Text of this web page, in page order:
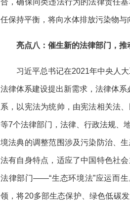
合，确保同类违法行为的法律责任
任保持平衡，将向水体排放污染物
亮点八：催生新的法律部门，
习近平总书记在2021年中央人
法律体系建设提出新需求，法律体
系，以宪法为统帅，由宪法相关法
等7个法律部门，法律、行政法规、
境法典的调整范围涉及污染防治、
法有自身特点，适应了中国特色社
法律部门——“生态环境法”应运而生
领，将20多部生态保护、绿色低碳